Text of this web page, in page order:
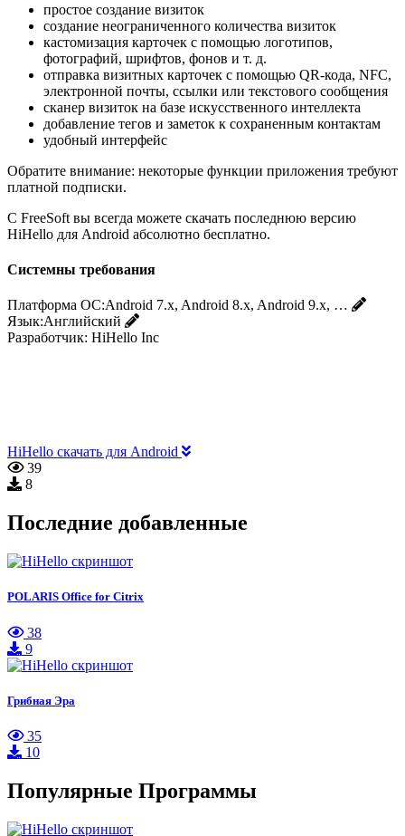
простое создание визиток
создание неограниченного количества визиток
кастомизация карточек с помощью логотипов,
фотографий, шрифтов, фонов и т. д.
отправка визитных карточек с помощью QR-кода, NFC,
электронной почты, ссылки или текстового сообщения
сканер визиток на базе искусственного интеллекта
добавление тегов и заметок к сохраненным контактам
удобный интерфейс
Обратите внимание: некоторые функции приложения требуют
платной подписки.
С FreeSoft вы всегда можете скачать последнюю версию
HiHello для Android абсолютно бесплатно.
Системны требования
Платформа ОС:Android 7.x, Android 8.x, Android 9.x, …
Язык:Английский
Разработчик: HiHello Inc
HiHello скачать для Android
39
8
Последние добавленные
POLARIS Office for Citrix
38
9
Грибная Эра
35
10
Популярные Программы